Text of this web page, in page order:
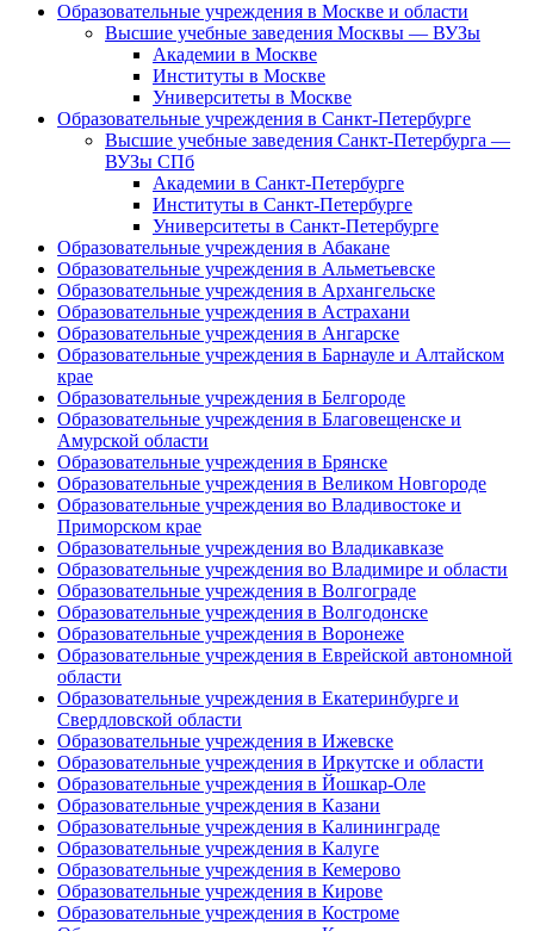
Образовательные учреждения в Москве и области
Высшие учебные заведения Москвы — ВУЗы
Академии в Москве
Институты в Москве
Университеты в Москве
Образовательные учреждения в Санкт-Петербурге
Высшие учебные заведения Санкт-Петербурга —
ВУЗы СПб
Академии в Санкт-Петербурге
Институты в Санкт-Петербурге
Университеты в Санкт-Петербурге
Образовательные учреждения в Абакане
Образовательные учреждения в Альметьевске
Образовательные учреждения в Архангельске
Образовательные учреждения в Астрахани
Образовательные учреждения в Ангарске
Образовательные учреждения в Барнауле и Алтайском
крае
Образовательные учреждения в Белгороде
Образовательные учреждения в Благовещенске и
Амурской области
Образовательные учреждения в Брянске
Образовательные учреждения в Великом Новгороде
Образовательные учреждения во Владивостоке и
Приморском крае
Образовательные учреждения во Владикавказе
Образовательные учреждения во Владимире и области
Образовательные учреждения в Волгограде
Образовательные учреждения в Волгодонске
Образовательные учреждения в Воронеже
Образовательные учреждения в Еврейской автономной
области
Образовательные учреждения в Екатеринбурге и
Свердловской области
Образовательные учреждения в Ижевске
Образовательные учреждения в Иркутске и области
Образовательные учреждения в Йошкар-Оле
Образовательные учреждения в Казани
Образовательные учреждения в Калининграде
Образовательные учреждения в Калуге
Образовательные учреждения в Кемерово
Образовательные учреждения в Кирове
Образовательные учреждения в Костроме